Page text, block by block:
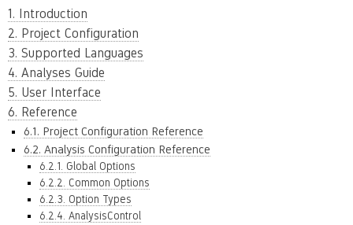
1. Introduction
2. Project Configuration
3. Supported Languages
4. Analyses Guide
5. User Interface
6. Reference
6.1. Project Configuration Reference
6.2. Analysis Configuration Reference
6.2.1. Global Options
6.2.2. Common Options
6.2.3. Option Types
6.2.4. AnalysisControl